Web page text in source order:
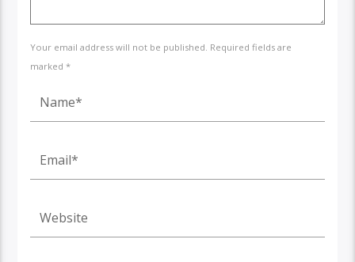
Your email address will not be published. Required fields are
marked *